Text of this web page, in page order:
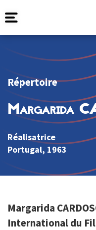
Répertoire
Margarida
Réalisatrice
Portugal, 1963
Margarida
International du